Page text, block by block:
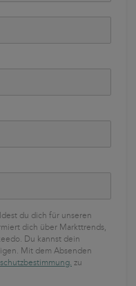
du dich für unseren
dich über Markttrends,
Du kannst dein
Mit dem Absenden
zu